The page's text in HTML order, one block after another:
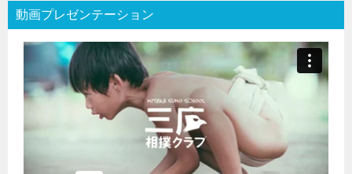
動画プレゼンテーション